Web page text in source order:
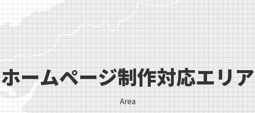
ホームページ制作対応エリア
Area